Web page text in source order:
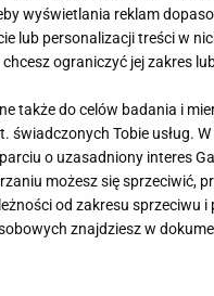
wyświetlania reklam
lub personalizacji treści w
ograniczyć jej zakres
także do celów badania i
świadczonych Tobie usług.
o uzasadniony interes
możesz się sprzeciwić,
od zakresu sprzeciwu
znajdziesz w